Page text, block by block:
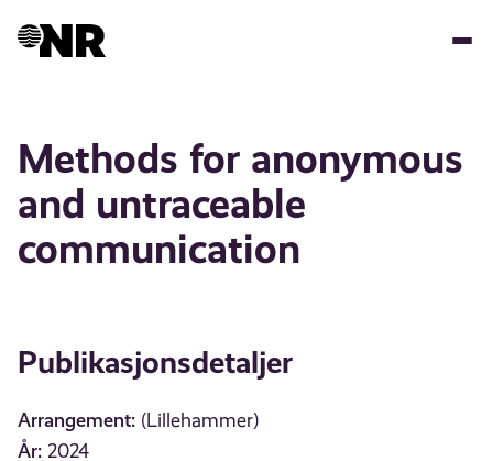
Methods for anonymous
and untraceable
communication
Publikasjonsdetaljer
Arrangement: (Lillehammer)
År: 2024